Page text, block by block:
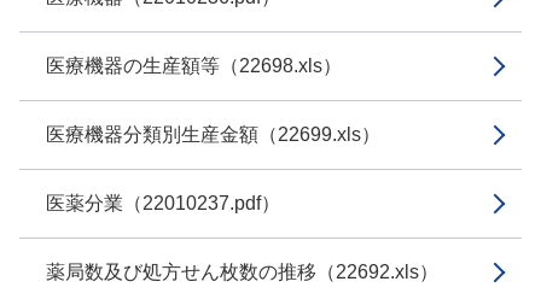
医療機器の生産額等（22698.xls）
医療機器分類別生産金額（22699.xls）
医薬分業（22010237.pdf）
薬局数及び処方せん枚数の推移（22692.xls）